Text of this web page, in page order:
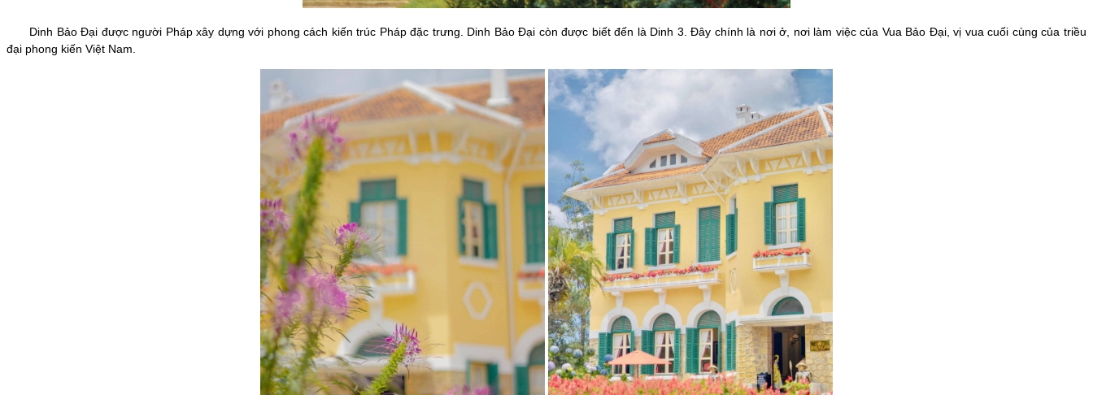
Dinh Bảo Đại được người Pháp xây dựng với phong cách kiến trúc Pháp đặc trưng. Dinh Bảo Đại còn được biết đến là Dinh 3. Đây chính là nơi ở, nơi làm việc của Vua Bảo Đại, vị vua cuối cùng của triều
đại phong kiến Việt Nam.